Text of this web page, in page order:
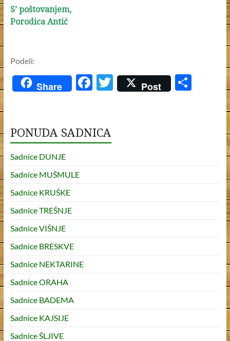
S’ poštovanjem,
Porodica Antić
Podeli:
Share
F
b
o
T
Post
S
PONUDA SADNICA
Sadnice DUNJE
Sadnice MUŠMULE
Sadnice KRUŠKE
Sadnice TREŠNJE
Sadnice VIŠNJE
Sadnice BRESKVE
Sadnice NEKTARINE
Sadnice ORAHA
Sadnice BADEMA
Sadnice KAJSIJE
Sadnice ŠLJIVE